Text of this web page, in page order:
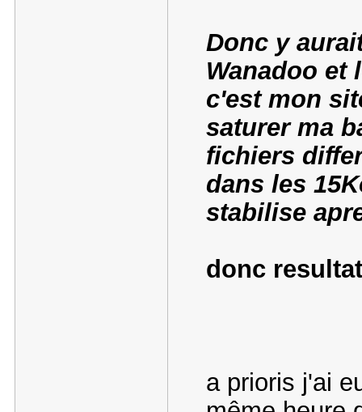
Donc y
Wanadoo et
c'est mon
saturer ma
fichiers
dans les
stabilise
donc
a prioris j'ai